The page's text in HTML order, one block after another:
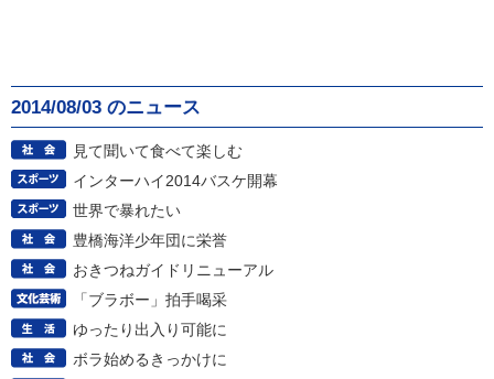
2014/08/03 のニュース
見て聞いて食べて楽しむ
インターハイ2014バスケ開幕
世界で暴れたい
豊橋海洋少年団に栄誉
おきつねガイドリニューアル
「ブラボー」拍手喝采
ゆったり出入り可能に
ボラ始めるきっかけに